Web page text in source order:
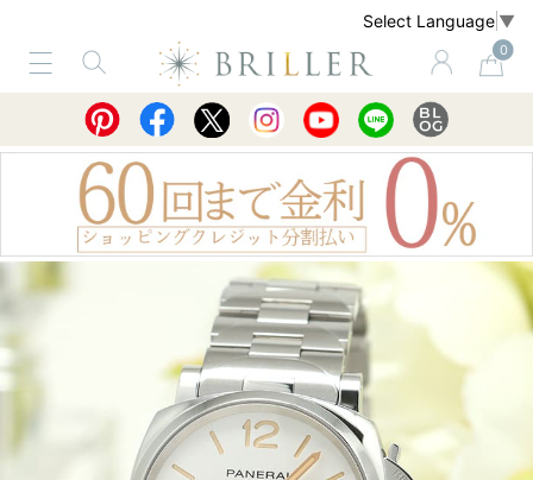
Select Language ▼
0
サービス ショッピングガイド 買取